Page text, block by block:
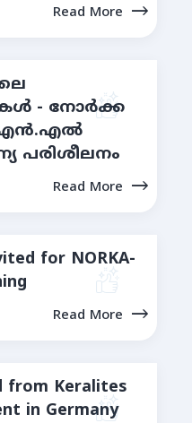
Read More
- നോര്‍ക്ക
Read More
for NORKA-
Read More
from Keralites
in Germany